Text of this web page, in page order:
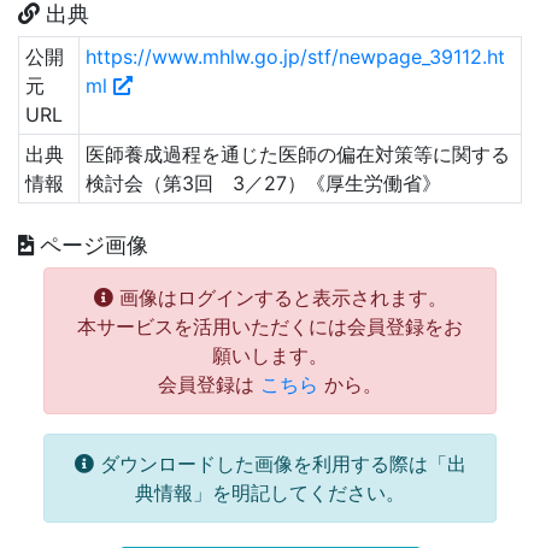
出典
公開
元
URL
https://www.mhlw.go.jp/stf/newpage_39112.ht
ml
出典
情報
医師養成過程を通じた医師の偏在対策等に関する
検討会（第3回 3／27）《厚生労働省》
ページ画像
画像はログインすると表示されます。
本サービスを活用いただくには会員登録をお
願いします。
会員登録は こちら から。
ダウンロードした画像を利用する際は「出
典情報」を明記してください。